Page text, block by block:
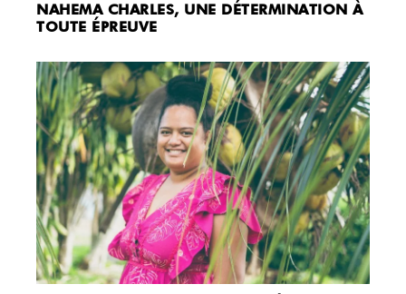
NAHEMA CHARLES, UNE DÉTERMINATION À
TOUTE ÉPREUVE